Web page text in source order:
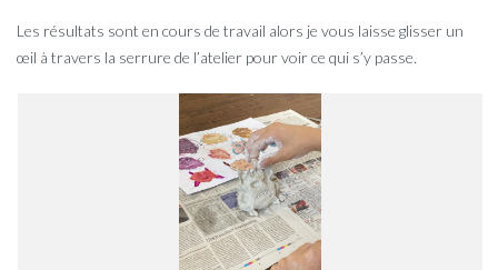
Les résultats sont en cours de travail alors je vous laisse glisser un
œil à travers la serrure de l’atelier pour voir ce qui s’y passe.